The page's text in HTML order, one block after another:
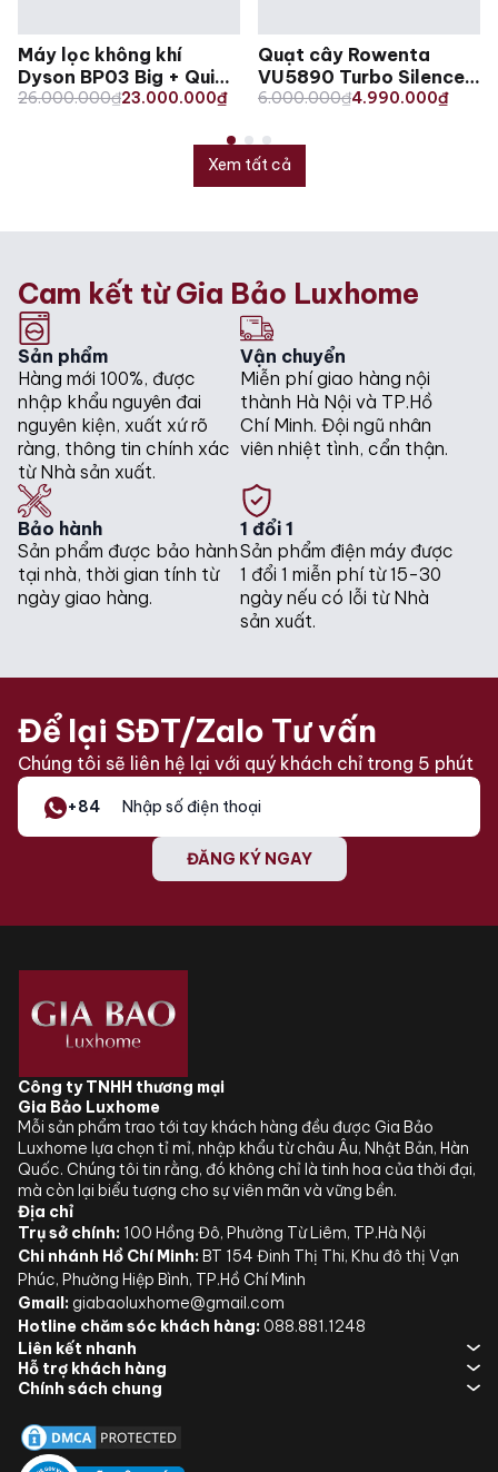
Xem tất cả
Máy lọc không khí
Dyson BP03 Big + Quiet
Formaldehyde
26.000.000₫
Original
23.000.000₫
Current
Quạt cây Rowenta
VU5890 Turbo Silence
Extreme+
6.000.000₫
Original
was:
6.000.000₫.
4.990.000₫
Current
is:
4.990.000₫.
Cam kết từ Gia Bảo Luxhome
Sản phẩm
Hàng mới 100%, được
nhập khẩu nguyên đai
nguyên kiện, xuất xứ rõ
ràng, thông tin chính xác
từ Nhà sản xuất.
Vận chuyển
Miễn phí giao hàng nội
thành Hà Nội và TP.Hồ
Chí Minh. Đội ngũ nhân
viên nhiệt tình, cẩn thận.
Bảo hành
Sản phẩm được bảo hành
tại nhà, thời gian tính từ
ngày giao hàng.
1 đổi 1
Sản phẩm điện máy được
1 đổi 1 miễn phí từ 15-30
ngày nếu có lỗi từ Nhà
sản xuất.
Để lại SĐT/Zalo Tư vấn
Chúng tôi sẽ liên hệ lại với quý khách chỉ trong 5 phút
+84
ĐĂNG KÝ NGAY
Công ty TNHH thương mại
Gia Bảo Luxhome
Mỗi sản phẩm trao tới tay khách hàng đều được Gia Bảo
Luxhome lựa chọn tỉ mỉ, nhập khẩu từ châu Âu, Nhật Bản, Hàn
Quốc. Chúng tôi tin rằng, đó không chỉ là tinh hoa của thời đại,
mà còn lại biểu tượng cho sự viên mãn và vững bền.
Địa chỉ
Trụ sở chính: 100 Hồng Đô, Phường Từ Liêm, TP.Hà Nội
Chi nhánh Hồ Chí Minh: BT 154 Đinh Thị Thi, Khu đô thị Vạn
Phúc, Phường Hiệp Bình, TP.Hồ Chí Minh
Gmail: giabaoluxhome@gmail.com
Hotline chăm sóc khách hàng: 088.881.1248
Liên kết nhanh
Hỗ trợ khách hàng
Chính sách chung